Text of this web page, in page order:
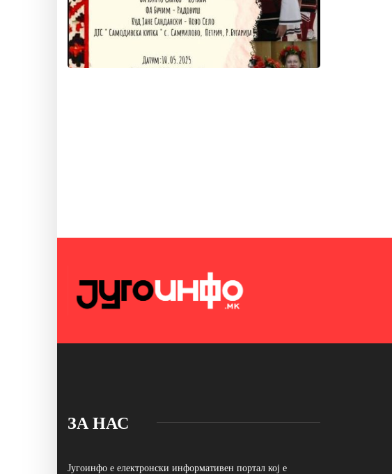
ЗА НАС
Југоинфо е електронски информативен портал кој е